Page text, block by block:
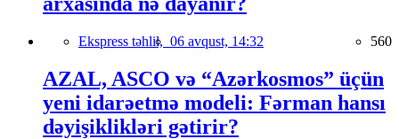
Ekspress təhlil, 06 avqust, 14:32 560
AZAL, ASCO və “Azərkosmos” üçün
yeni idarəetmə modeli: Fərman hansı
dəyişiklikləri gətirir?